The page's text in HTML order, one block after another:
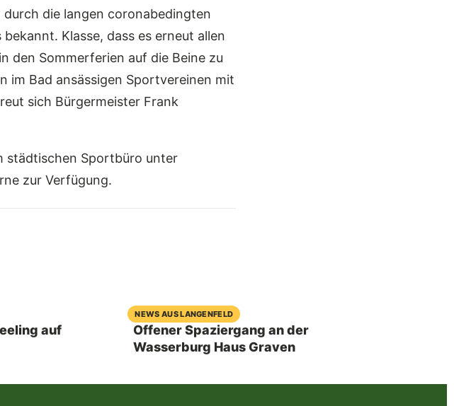
die langen coronabedingten
Klasse, dass es erneut allen
den Sommerferien auf die Beine zu
im Bad ansässigen Sportvereinen mit
sich Bürgermeister Frank
städtischen Sportbüro unter
zur Verfügung.
auf
NEWS AUS LANGENFELD
04. August 2026
Offener Spaziergang an der
Wasserburg Haus Graven